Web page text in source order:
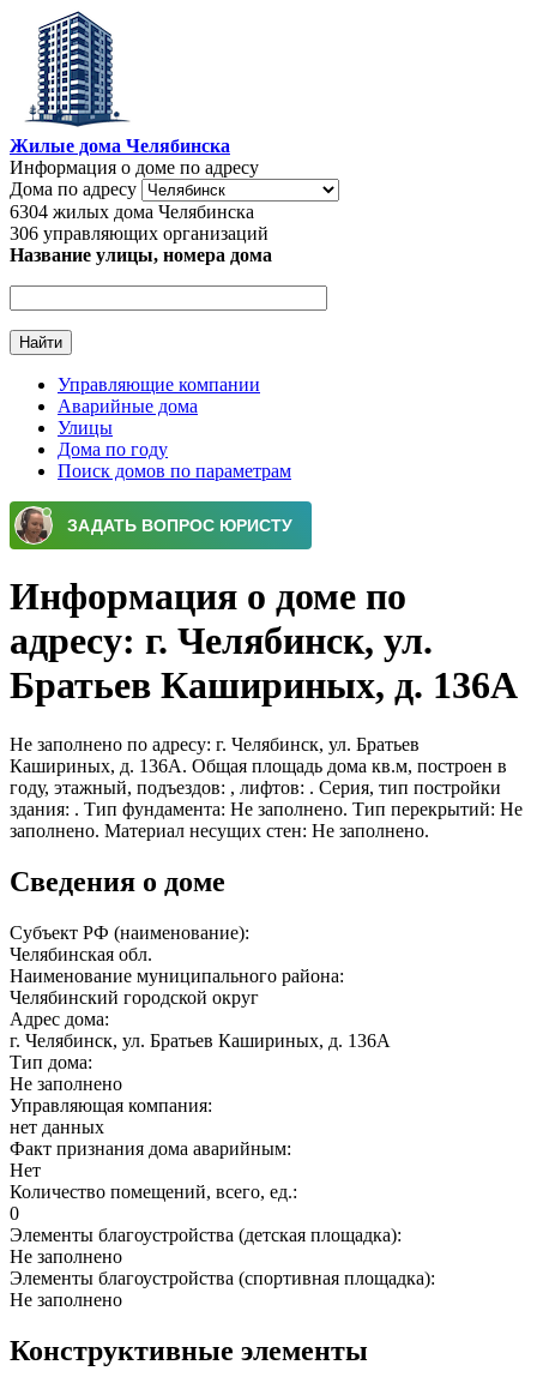
Перейти к основному содержанию
Жилые дома Челябинска
Информация о доме по адресу
Дома по адресу
6304 жилых дома Челябинска
306 управляющих организаций
Название улицы, номера дома
Главное меню
Управляющие компании
Аварийные дома
Улицы
Дома по году
Поиск домов по параметрам
Информация о доме по
адресу: г. Челябинск, ул.
Братьев Кашириных, д. 136А
Не заполнено по адресу: г. Челябинск, ул. Братьев
Кашириных, д. 136А. Общая площадь дома кв.м, построен в
году, этажный, подъездов: , лифтов: . Серия, тип постройки
здания: . Тип фундамента: Не заполнено. Тип перекрытий: Не
заполнено. Материал несущих стен: Не заполнено.
Сведения о доме
Субъект РФ (наименование):
Челябинская обл.
Наименование муниципального района:
Челябинский городской округ
Адрес дома:
г. Челябинск, ул. Братьев Кашириных, д. 136А
Тип дома:
Не заполнено
Управляющая компания:
нет данных
Факт признания дома аварийным:
Нет
Количество помещений, всего, ед.:
0
Элементы благоустройства (детская площадка):
Не заполнено
Элементы благоустройства (спортивная площадка):
Не заполнено
Конструктивные элементы